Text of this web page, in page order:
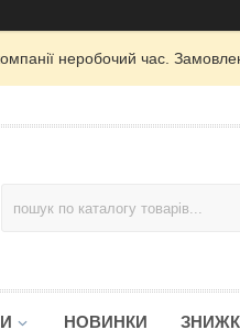
неробочий час.
НОВИНКИ